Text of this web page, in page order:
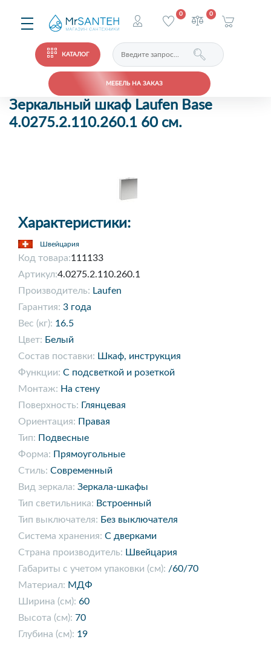
КАТАЛОГ
МЕБЕЛЬ НА ЗАКАЗ
0 0
Зеркальный шкаф Laufen Base
4.0275.2.110.260.1 60 см.
Характеристики:
Швейцария
Код товара:111133
Артикул:4.0275.2.110.260.1
Производитель: Laufen
Гарантия: 3 года
Вес (кг): 16.5
Цвет: Белый
Состав поставки: Шкаф, инструкция
Функции: С подсветкой и розеткой
Монтаж: На стену
Поверхность: Глянцевая
Ориентация: Правая
Тип: Подвесные
Форма: Прямоугольные
Стиль: Современный
Вид зеркала: Зеркала-шкафы
Тип светильника: Встроенный
Тип выключателя: Без выключателя
Система хранения: С дверками
Страна производитель: Швейцария
Габариты с учетом упаковки (см): /60/70
Материал: МДФ
Ширина (см): 60
Высота (см): 70
Глубина (см): 19